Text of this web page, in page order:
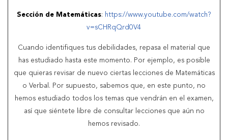
Sección de Matemáticas: https://www.youtube.com/watch?
v=sCHRqQrd0V4
Cuando identifiques tus debilidades, repasa el material que
has estudiado hasta este momento. Por ejemplo, es posible
que quieras revisar de nuevo ciertas lecciones de Matemáticas
o Verbal. Por supuesto, sabemos que, en este punto, no
hemos estudiado todos los temas que vendrán en el examen,
así que siéntete libre de consultar lecciones que aún no
hemos revisado.